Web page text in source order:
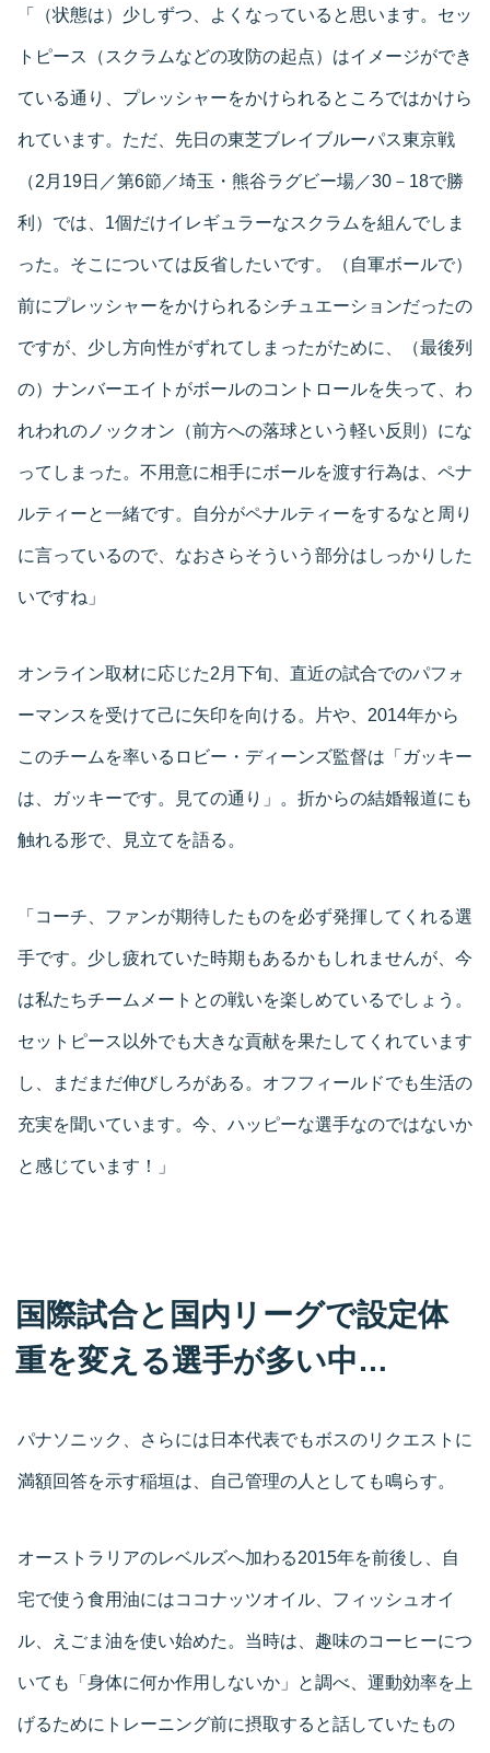
「（状態は）少しずつ、よくなっていると思います。セッ
トピース（スクラムなどの攻防の起点）はイメージができ
ている通り、プレッシャーをかけられるところではかけら
れています。ただ、先日の東芝ブレイブルーパス東京戦
（2月19日／第6節／埼玉・熊谷ラグビー場／30－18で勝
利）では、1個だけイレギュラーなスクラムを組んでしま
った。そこについては反省したいです。（自軍ボールで）
前にプレッシャーをかけられるシチュエーションだったの
ですが、少し方向性がずれてしまったがために、（最後列
の）ナンバーエイトがボールのコントロールを失って、わ
れわれのノックオン（前方への落球という軽い反則）にな
ってしまった。不用意に相手にボールを渡す行為は、ペナ
ルティーと一緒です。自分がペナルティーをするなと周り
に言っているので、なおさらそういう部分はしっかりした
いですね」
オンライン取材に応じた2月下旬、直近の試合でのパフォ
ーマンスを受けて己に矢印を向ける。片や、2014年から
このチームを率いるロビー・ディーンズ監督は「ガッキー
は、ガッキーです。見ての通り」。折からの結婚報道にも
触れる形で、見立てを語る。
「コーチ、ファンが期待したものを必ず発揮してくれる選
手です。少し疲れていた時期もあるかもしれませんが、今
は私たちチームメートとの戦いを楽しめているでしょう。
セットピース以外でも大きな貢献を果たしてくれています
し、まだまだ伸びしろがある。オフフィールドでも生活の
充実を聞いています。今、ハッピーな選手なのではないか
と感じています！」
国際試合と国内リーグで設定体
重を変える選手が多い中…
パナソニック、さらには日本代表でもボスのリクエストに
満額回答を示す稲垣は、自己管理の人としても鳴らす。
オーストラリアのレベルズへ加わる2015年を前後し、自
宅で使う食用油にはココナッツオイル、フィッシュオイ
ル、えごま油を使い始めた。当時は、趣味のコーヒーにつ
いても「身体に何か作用しないか」と調べ、運動効率を上
げるためにトレーニング前に摂取すると話していたもの